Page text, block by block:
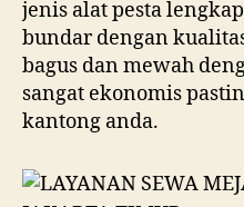
jenis alat pesta
bundar dengan
bagus dan mewah
sangat ekonomis
kantong anda.